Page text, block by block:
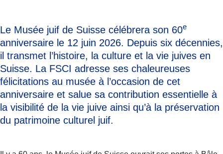
Le Musée juif de Suisse célébrera son 60e
anniversaire le 12 juin 2026. Depuis six décennies,
il transmet l’histoire, la culture et la vie juives en
Suisse. La FSCI adresse ses chaleureuses
félicitations au musée à l’occasion de cet
anniversaire et salue sa contribution essentielle à
la visibilité de la vie juive ainsi qu’à la préservation
du patrimoine culturel juif.